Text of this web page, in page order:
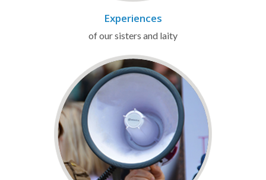
Experiences
of our sisters and laity